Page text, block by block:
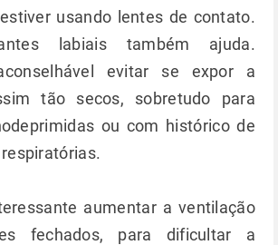
usando lentes de contato.
labiais também ajuda.
evitar se expor a
tão secos, sobretudo para
ou com histórico de
aumentar a ventilação
fechados, para dificultar a